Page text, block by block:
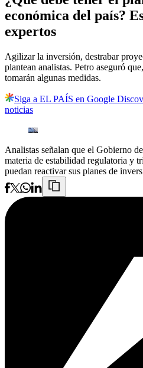
económica del país?
expertos
Agilizar la inversión, destrabar
plantean analistas. Petro aseguró
tomarán algunas medidas.
Siga a EL PAÍS en Google
noticias
Analistas señalan que el Gobierno
materia de estabilidad regulatoria y
puedan reactivar sus planes de